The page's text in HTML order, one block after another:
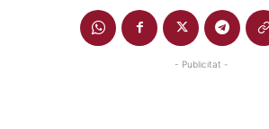
- Publicitat -